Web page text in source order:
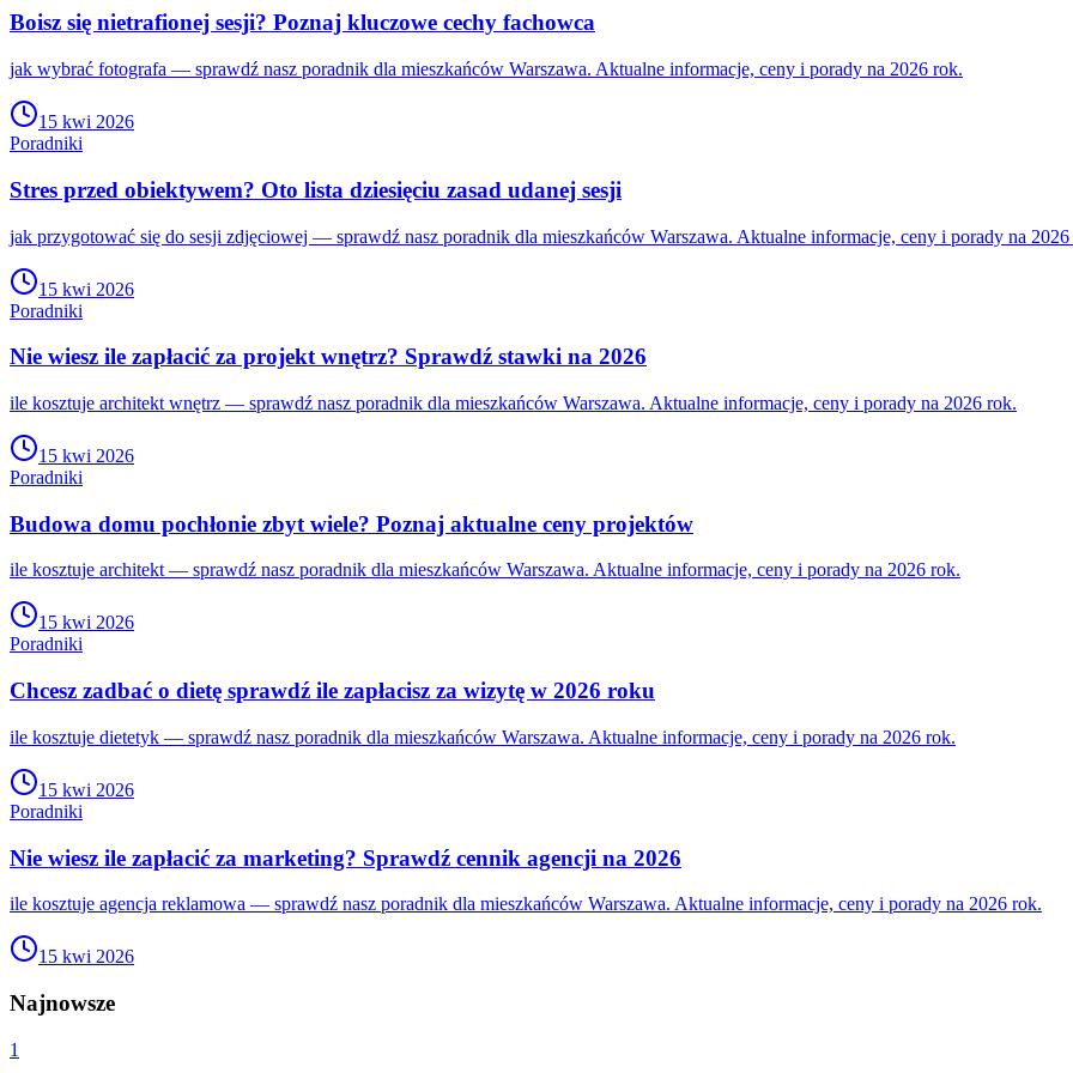
Boisz się nietrafionej sesji? Poznaj kluczowe cechy fachowca
jak wybrać fotografa — sprawdź nasz poradnik dla mieszkańców Warszawa. Aktualne informacje, ceny i porady na 2026 rok.
15 kwi 2026
Poradniki
Stres przed obiektywem? Oto lista dziesięciu zasad udanej sesji
jak przygotować się do sesji zdjęciowej — sprawdź nasz poradnik dla mieszkańców Warszawa. Aktualne informacje, ceny i porady na
15 kwi 2026
Poradniki
Nie wiesz ile zapłacić za projekt wnętrz? Sprawdź stawki na 2026
ile kosztuje architekt wnętrz — sprawdź nasz poradnik dla mieszkańców Warszawa. Aktualne informacje, ceny i porady na 2026 rok.
15 kwi 2026
Poradniki
Budowa domu pochłonie zbyt wiele? Poznaj aktualne ceny projektów
ile kosztuje architekt — sprawdź nasz poradnik dla mieszkańców Warszawa. Aktualne informacje, ceny i porady na 2026 rok.
15 kwi 2026
Poradniki
Chcesz zadbać o dietę sprawdź ile zapłacisz za wizytę w 2026 roku
ile kosztuje dietetyk — sprawdź nasz poradnik dla mieszkańców Warszawa. Aktualne informacje, ceny i porady na 2026 rok.
15 kwi 2026
Poradniki
Nie wiesz ile zapłacić za marketing? Sprawdź cennik agencji na 2026
ile kosztuje agencja reklamowa — sprawdź nasz poradnik dla mieszkańców Warszawa. Aktualne informacje, ceny i porady na 2026 rok.
15 kwi 2026
Najnowsze
1